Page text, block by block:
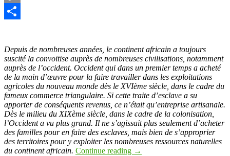
Copy
Depuis de nombreuses années, le continent africain a toujours
suscité la convoitise auprès de nombreuses civilisations, notamment
auprès de l’occident. Occident qui dans un premier temps a acheté
de la main d’œuvre pour la faire travailler dans les exploitations
agricoles du nouveau monde dès le XVIème siècle, dans le cadre du
fameux commerce triangulaire. Si cette traite d’esclave a su
apporter de conséquents revenus, ce n’était qu’entreprise artisanale.
Dès le milieu du XIXème siècle, dans le cadre de la colonisation,
l’Occident a vu plus grand. Il ne s’agissait plus seulement d’acheter
des familles pour en faire des esclaves, mais bien de s’approprier
des territoires pour y exploiter les nombreuses ressources naturelles
du continent africain. Continue reading →